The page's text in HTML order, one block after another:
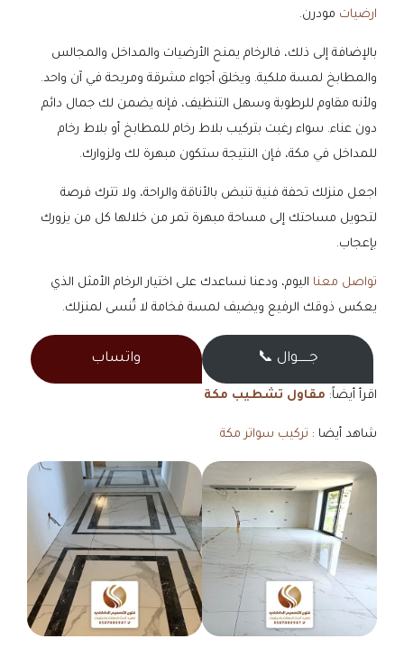
ارضيات مودرن.
بالإضافة إلى ذلك، فالرخام يمنح الأرضيات والمداخل والمجالس
والمطابخ لمسة ملكية. ويخلق أجواء مشرقة ومريحة في آن واحد.
ولأنه مقاوم للرطوبة وسهل التنظيف، فإنه يضمن لك جمال دائم
دون عناء. سواء رغبت بتركيب بلاط رخام للمطابخ أو بلاط رخام
للمداخل في مكة، فإن النتيجة ستكون مبهرة لك ولزوارك.
اجعل منزلك تحفة فنية تنبض بالأناقة والراحة، ولا تترك فرصة
لتحويل مساحتك إلى مساحة مبهرة تمر من خلالها كل من يزورك
بإعجاب.
تواصل معنا اليوم، ودعنا نساعدك على اختيار الرخام الأمثل الذي
يعكس ذوقك الرفيع ويضيف لمسة فخامة لا تُنسى لمنزلك.
جــــــوال 📞 واتساب
اقرأ أيضاً: مقاول تشطيب مكة
شاهد أيضا : تركيب سواتر مكة